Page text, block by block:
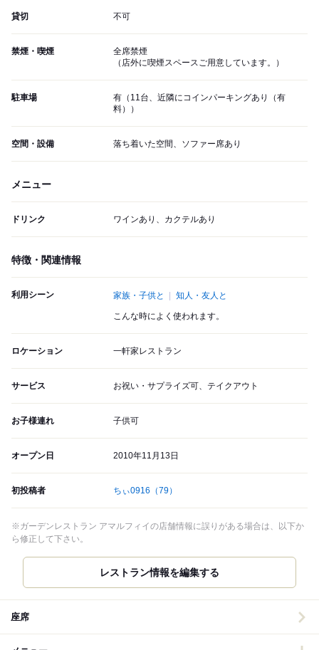
貸切 不可
禁煙・喫煙
全席禁煙
（店外に喫煙スペースご用意しています。）
駐車場
有（11台、近隣にコインパーキングあり（有
料））
空間・設備 落ち着いた空間、ソファー席あり
メニュー
ドリンク ワインあり、カクテルあり
特徴・関連情報
利用シーン 家族・子供と 知人・友人と
こんな時によく使われます。
ロケーション 一軒家レストラン
サービス お祝い・サプライズ可、テイクアウト
お子様連れ 子供可
オープン日 2010年11月13日
初投稿者 ちぃ0916 （79）
※ガーデンレストラン アマルフィイの店舗情報に誤りがある場合は、以下か
ら修正して下さい。
レストラン情報を編集する
座席